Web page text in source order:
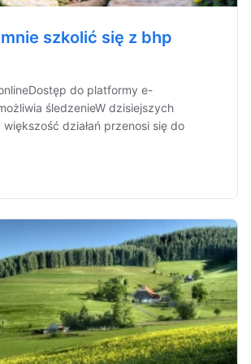
szkolić się z bhp
do platformy e-
śledzenieW dzisiejszych
działań przenosi się do